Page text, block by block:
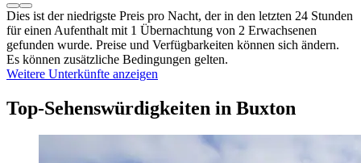
Dies ist der niedrigste Preis pro Nacht, der in den letzten 24 Stunden
für einen Aufenthalt mit 1 Übernachtung von 2 Erwachsenen
gefunden wurde. Preise und Verfügbarkeiten können sich ändern.
Es können zusätzliche Bedingungen gelten.
Weitere Unterkünfte anzeigen
Top-Sehenswürdigkeiten in Buxton